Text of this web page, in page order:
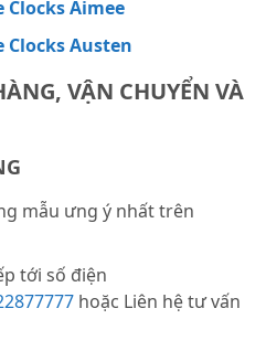
Aimee
Clocks Austen
VẬN CHUYỂN VÀ
mẫu ưng ý nhất trên
tới số điện
hoặc Liên hệ tư vấn